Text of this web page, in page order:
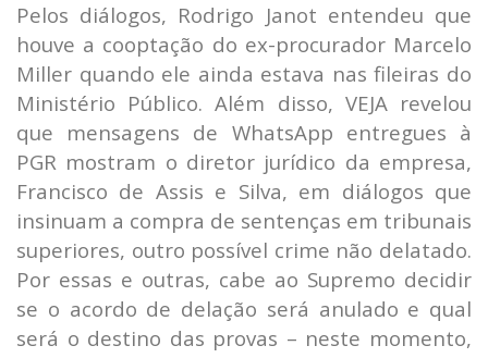
Pelos diálogos, Rodrigo Janot entendeu que
houve a cooptação do ex-procurador Marcelo
Miller quando ele ainda estava nas fileiras do
Ministério Público. Além disso, VEJA revelou
que mensagens de WhatsApp entregues à
PGR mostram o diretor jurídico da empresa,
Francisco de Assis e Silva, em diálogos que
insinuam a compra de sentenças em tribunais
superiores, outro possível crime não delatado.
Por essas e outras, cabe ao Supremo decidir
se o acordo de delação será anulado e qual
será o destino das provas – neste momento,